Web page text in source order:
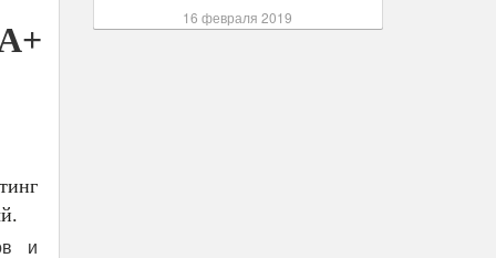
и
16 февраля 2019